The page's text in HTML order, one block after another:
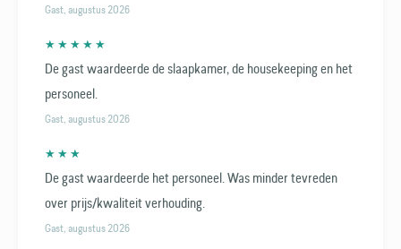
Gast, augustus 2026
★ ★ ★ ★ ★
De gast waardeerde de slaapkamer, de housekeeping en het
personeel.
Gast, augustus 2026
★ ★ ★
De gast waardeerde het personeel. Was minder tevreden
over prijs/kwaliteit verhouding.
Gast, augustus 2026